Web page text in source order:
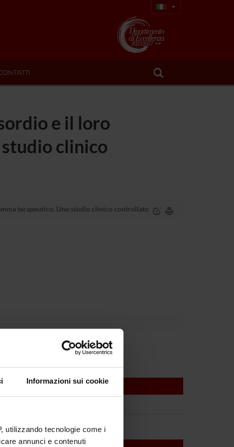
Informazioni sui cookie
utilizzando tecnologie come i
annunci e contenuti
e il loro
clinico
terapeutico. Uno studio clinico controllato